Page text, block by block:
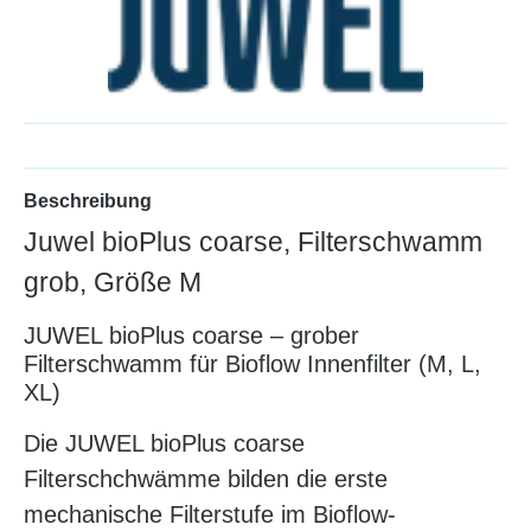
Beschreibung
Juwel bioPlus coarse, Filterschwamm
grob, Größe M
JUWEL bioPlus coarse – grober
Filterschwamm für Bioflow Innenfilter (M, L,
XL)
Die JUWEL bioPlus coarse
Filterschchwämme bilden die erste
mechanische Filterstufe im Bioflow-